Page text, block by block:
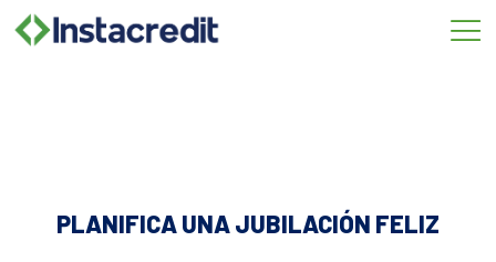
Omitir
PLANIFICA UNA JUBILACIÓN FELIZ